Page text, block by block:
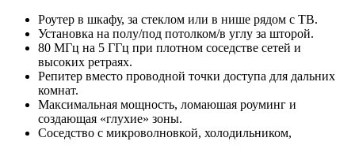
Роутер в шкафу, за стеклом или в нише рядом с ТВ.
Установка на полу/под потолком/в углу за шторой.
80 МГц на 5 ГГц при плотном соседстве сетей и
высоких ретраях.
Репитер вместо проводной точки доступа для дальних
комнат.
Максимальная мощность, ломаюшая роуминг и
создающая «глухие» зоны.
Соседство с микроволновкой, холодильником,